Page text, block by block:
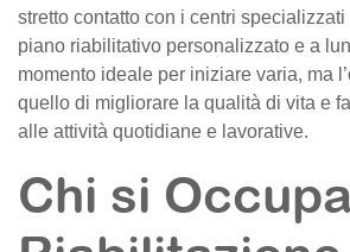
stretto contatto con i centri
piano riabilitativo personalizzato e a
momento ideale per iniziare varia, ma
quello di migliorare la qualità di vita e
alle attività quotidiane e lavorative.
Chi si